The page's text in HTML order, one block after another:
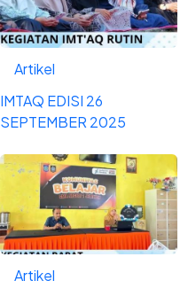
Artikel
IMTAQ EDISI 26
SEPTEMBER 2025
Artikel